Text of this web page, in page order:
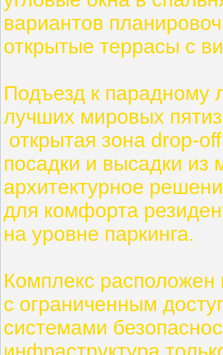
вариантов
открытые террасы с
Подъезд к парадному
лучших мировых
открытая зона drop-
посадки и высадки
архитектурное
для комфорта
на уровне паркинга.
Комплекс расположен
с ограниченным
системами